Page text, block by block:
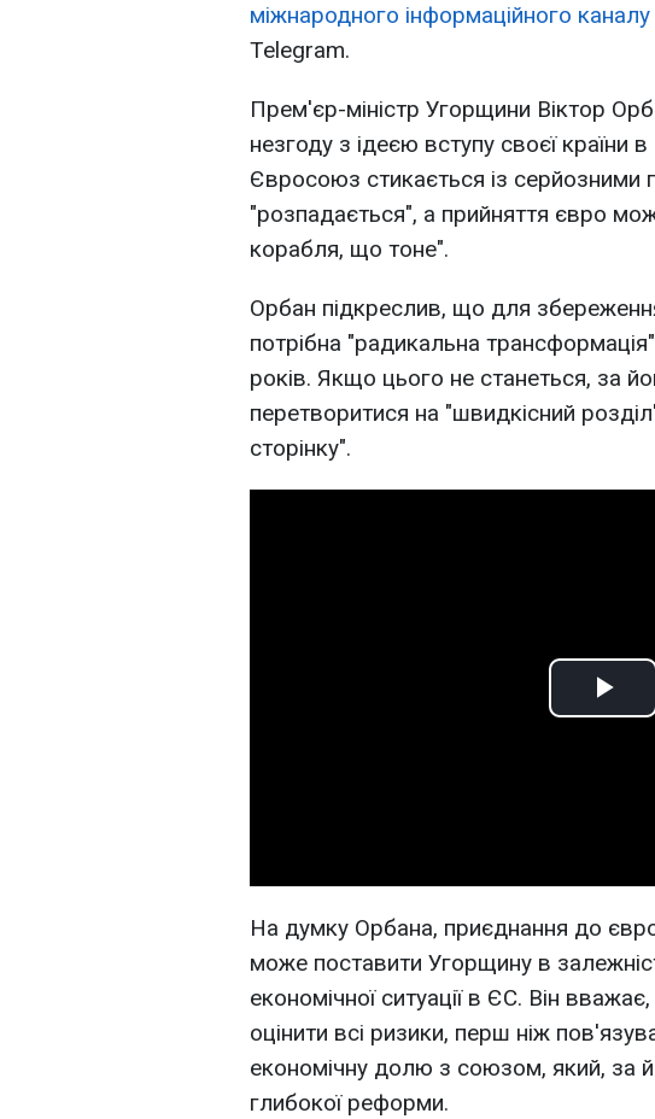
міжнародного інформаційного
Telegram.
Прем'єр-міністр Угорщини Віктор
незгоду з ідеєю вступу своєї країни
Євросоюз стикається із серйозними
"розпадається", а прийняття євро
корабля, що тоне".
Орбан підкреслив, що для
потрібна "радикальна
років. Якщо цього не станеться, за
перетворитися на "швидкісний
сторінку".
На думку Орбана, приєднання до
може поставити Угорщину в
економічної ситуації в ЄС. Він
оцінити всі ризики, перш ніж
економічну долю з союзом, який, за
глибокої реформи.